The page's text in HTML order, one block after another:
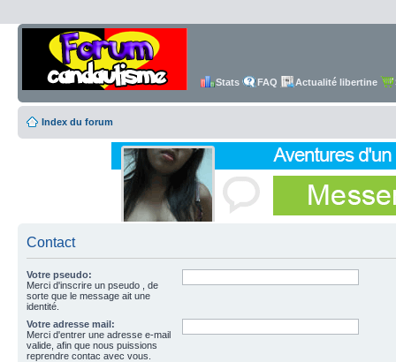
Stats FAQ Actualité libertine
Index du forum
Contact
Votre pseudo:
Merci d'inscrire un pseudo , de
sorte que le message ait une
identité.
Votre adresse mail:
Merci d'entrer une adresse e-mail
valide, afin que nous puissions
reprendre contac avec vous.